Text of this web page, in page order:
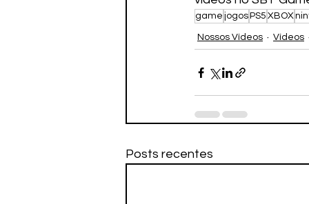
game jogos PS5 XBOX
Nossos Vídeos Vídeos
Posts recentes